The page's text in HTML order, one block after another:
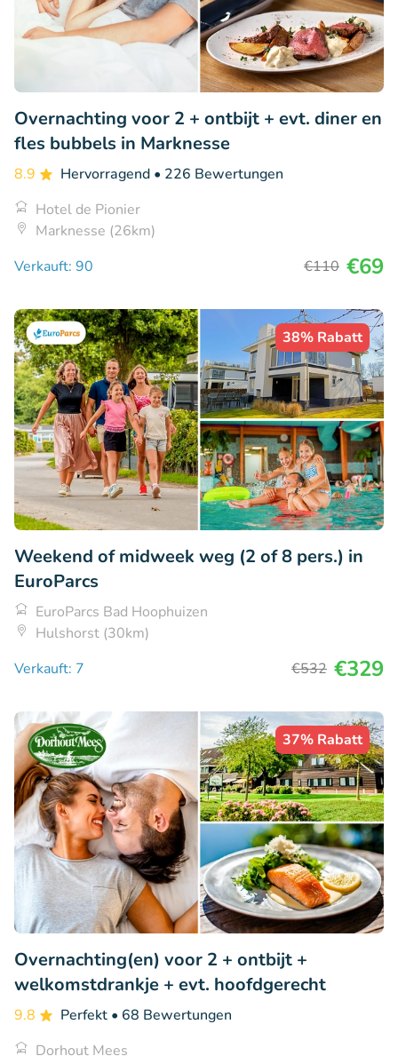
Overnachting voor 2 + ontbijt + evt. diner en
fles bubbels in Marknesse
8.9 Hervorragend • 226 Bewertungen
Hotel de Pionier
Marknesse (26km)
Verkauft: 90
€110 €69
38% Rabatt
Weekend of midweek weg (2 of 8 pers.) in
EuroParcs
EuroParcs Bad Hoophuizen
Hulshorst (30km)
Verkauft: 7
€532 €329
37% Rabatt
Overnachting(en) voor 2 + ontbijt +
welkomstdrankje + evt. hoofdgerecht
9.8 Perfekt • 68 Bewertungen
Dorhout Mees